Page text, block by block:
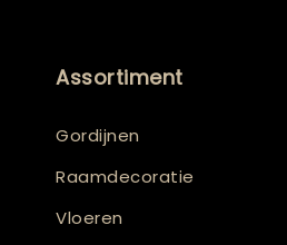
Assortiment
Gordijnen
Raamdecoratie
Vloeren